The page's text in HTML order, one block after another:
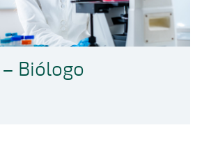
– Biólogo